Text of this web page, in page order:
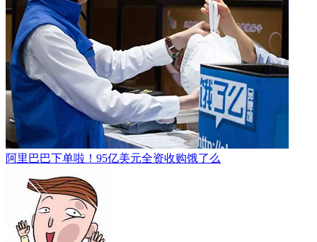
阿里巴巴下单啦！95亿美元全资收购饿了么